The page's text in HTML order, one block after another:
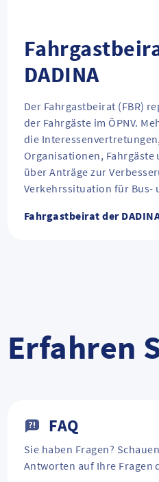
DADINA
Der Fahrgastbeirat (FBR)
der Fahrgäste im ÖPNV.
die
Organisationen,
über Anträge zur
Verkehrssituation für Bus-
Fahrgastbeirat der
Erfahren
FAQ
Sie haben Fragen?
Antworten auf Ihre Fragen